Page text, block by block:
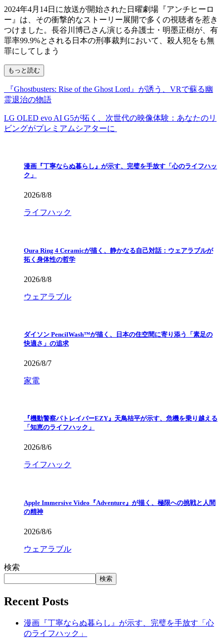
2024年4月14日に放送が開始された日曜劇場『アンチヒーロ
ー』は、その衝撃的なストーリー展開で多くの視聴者を惹き
つけました。長谷川博己さん演じる弁護士・明墨正樹が、有
罪率99.9%とされる日本の刑事裁判において、殺人犯をも無
罪にしてしまう
もっと読む
『Ghostbusters: Rise of the Ghost Lord』が誘う、VRで蘇る幽
霊退治の物語
LG OLED evo AI G5が拓く、次世代の映像体験：あなたのリ
ビングがプレミアムシアターに
漫画『丁寧ならぬ暮らし』が示す、完璧を手放す「心のライフハッ
ク」
2026/8/8
ライフハック
Oura Ring 4 Ceramicが描く、静かなる自己対話：ウェアラブルが
拓く身体性の哲学
2026/8/8
ウェアラブル
ダイソン PencilWash™が描く、日本の住空間に寄り添う「素足の
快適さ」の追求
2026/8/7
家電
『機動警察パトレイバーEZY』天鳥桔平が示す、危機を乗り越える
「知恵のライフハック」
2026/8/6
ライフハック
Apple Immersive Video『Adventure』が描く、極限への挑戦と人間
の精神
2026/8/6
ウェアラブル
検索
検索
Recent Posts
漫画『丁寧ならぬ暮らし』が示す、完璧を手放す「心
のライフハック」